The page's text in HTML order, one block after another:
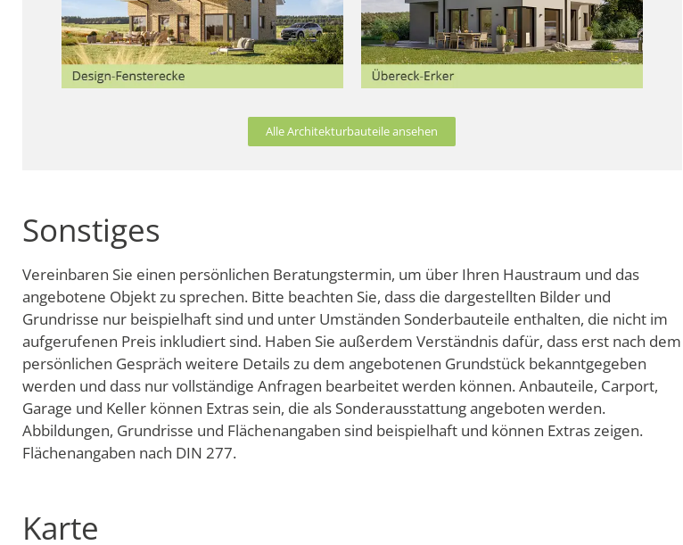
Alle Architekturbauteile ansehen
Sonstiges
Vereinbaren Sie einen persönlichen Beratungstermin, um über Ihren Haustraum und das
angebotene Objekt zu sprechen. Bitte beachten Sie, dass die dargestellten Bilder und
Grundrisse nur beispielhaft sind und unter Umständen Sonderbauteile enthalten, die nicht im
aufgerufenen Preis inkludiert sind. Haben Sie außerdem Verständnis dafür, dass erst nach dem
persönlichen Gespräch weitere Details zu dem angebotenen Grundstück bekanntgegeben
werden und dass nur vollständige Anfragen bearbeitet werden können. Anbauteile, Carport,
Garage und Keller können Extras sein, die als Sonderausstattung angeboten werden.
Abbildungen, Grundrisse und Flächenangaben sind beispielhaft und können Extras zeigen.
Flächenangaben nach DIN 277.
Karte